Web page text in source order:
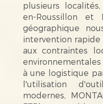
plusieurs
en-Roussillon et
géographique
intervention
aux contraintes
à une logistique
l'utilisation
modernes,